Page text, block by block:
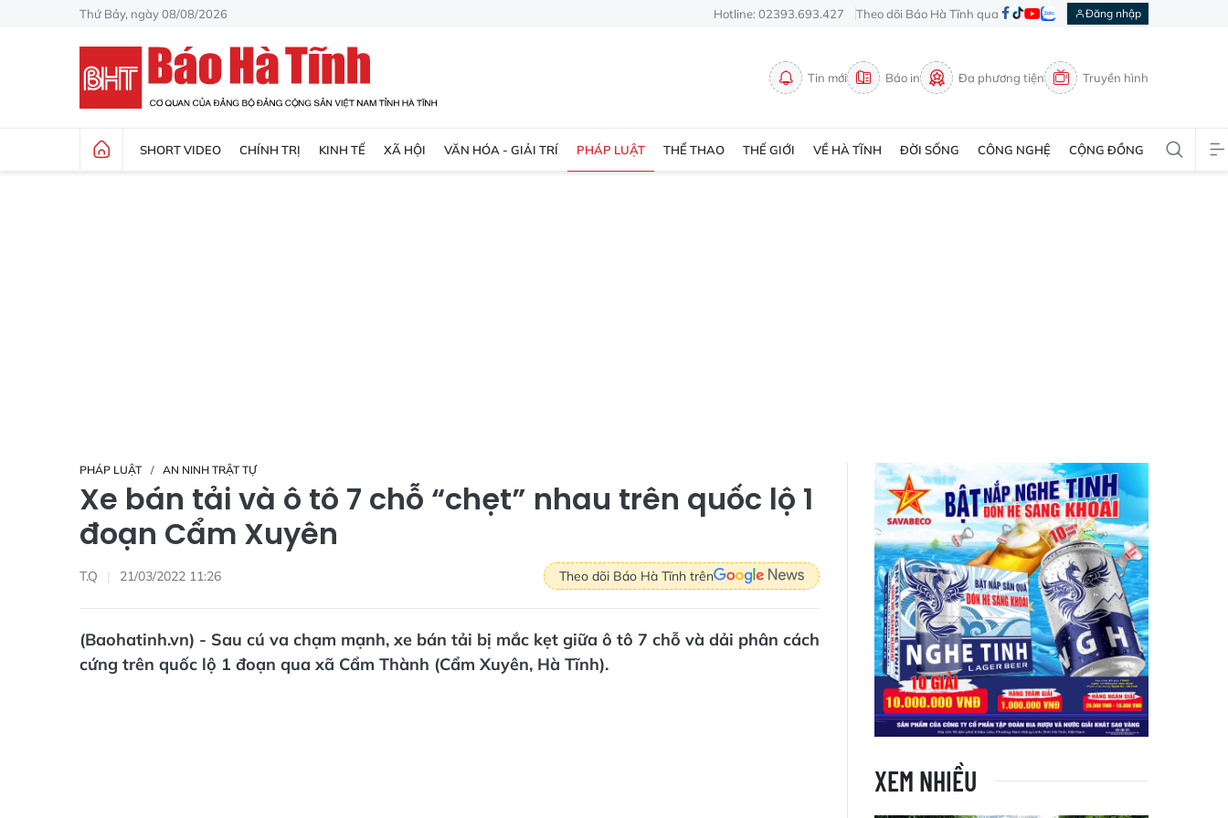
Thứ Bảy, ngày 08/08/2026 Hotline: 02393.693.427 Theo dõi Báo Hà Tĩnh qua Đăng nhập
Tin mới Báo in Đa phương tiện Truyền hình
SHORT VIDEO CHÍNH TRỊ KINH TẾ XÃ HỘI VĂN HÓA - GIẢI TRÍ PHÁP LUẬT THỂ THAO THẾ GIỚI VỀ HÀ TĨNH ĐỜI SỐNG CÔNG NGHỆ CỘNG ĐỒNG
PHÁP LUẬT AN NINH TRẬT TỰ
Xe bán tải và ô tô 7 chỗ “chẹt” nhau trên quốc lộ 1
đoạn Cẩm Xuyên
T.Q 21/03/2022 11:26 Theo dõi Báo Hà Tĩnh trên
(Baohatinh.vn) - Sau cú va chạm mạnh, xe bán tải bị mắc kẹt giữa ô tô 7 chỗ và dải phân cách
cứng trên quốc lộ 1 đoạn qua xã Cẩm Thành (Cẩm Xuyên, Hà Tĩnh).
XEM NHIỀU